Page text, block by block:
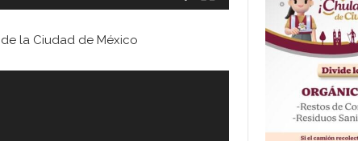
la Ciudad de México